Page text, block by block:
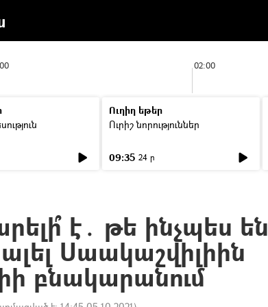
02:00
Ուղիղ եթեր
Ուրիշ նորություններ
09:35 24 ր
է․ թե ինչպես են
Սաակաշվիլիին
բնակարանում